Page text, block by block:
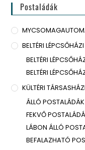
Postaládák
BELTÉRI
BELTÉRI
BELTÉRI
KÜLTÉRI
ÁLLÓ POSTALÁDÁK
FEKVŐ
LÁBON ÁLLÓ
BEFALAZHATÓ